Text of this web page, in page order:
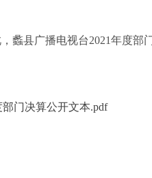
蠡县广播电视台2021年度部
门决算公开文本.pdf